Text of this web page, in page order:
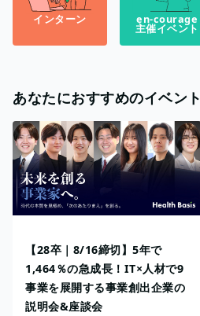
インターン en-courage
主催イベント
あなたにおすすめのイベント
【28卒｜8/16締切】5年で
1,464％の急成長！IT×人材で9
事業を展開する事業創出企業の
説明会&座談会